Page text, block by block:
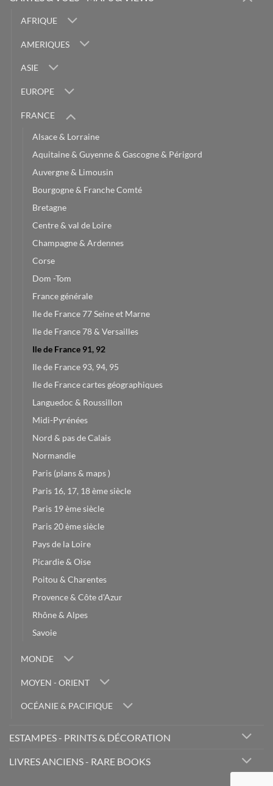
AFRIQUE
AMERIQUES
ASIE
EUROPE
FRANCE
Alsace & Lorraine
Aquitaine & Guyenne & Gascogne & Périgord
Auvergne & Limousin
Bourgogne & Franche Comté
Bretagne
Centre & val de Loire
Champagne & Ardennes
Corse
Dom -Tom
France générale
Ile de France 77 Seine et Marne
Ile de France 78 & Versailles
Ile de France 91, 92
Ile de France 93, 94, 95
Ile de France cartes géographiques
Languedoc & Roussillon
Midi-Pyrénées
Nord & pas de Calais
Normandie
Paris (plans & maps )
Paris 16, 17, 18 ème siècle
Paris 19 ème siècle
Paris 20 ème siècle
Pays de la Loire
Picardie & Oise
Poitou & Charentes
Provence & Côte d'Azur
Rhône & Alpes
Savoie
MONDE
MOYEN - ORIENT
OCÉANIE & PACIFIQUE
ESTAMPES - PRINTS & DÉCORATION
LIVRES ANCIENS - RARE BOOKS